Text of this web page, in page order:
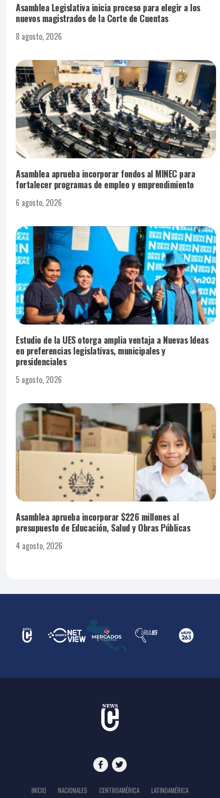
Asamblea Legislativa inicia proceso para elegir a los
nuevos magistrados de la Corte de Cuentas
8 agosto, 2026
Asamblea aprueba incorporar fondos al MINEC para
fortalecer programas de empleo y emprendimiento
6 agosto, 2026
Estudio de la UES otorga amplia ventaja a Nuevas Ideas
en preferencias legislativas, municipales y
presidenciales
5 agosto, 2026
Asamblea aprueba incorporar $226 millones al
presupuesto de Educación, Salud y Obras Públicas
4 agosto, 2026
INICIO NACIONALES CENTROAMÉRICA LATINOAMÉRICA